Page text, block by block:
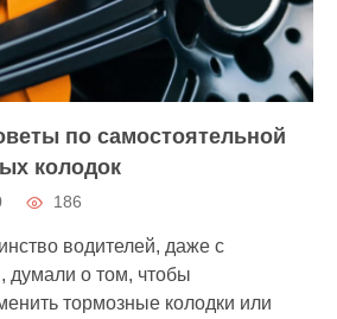
по самостоятельной
колодок
186
водителей, даже с
думали о том, чтобы
тормозные колодки или